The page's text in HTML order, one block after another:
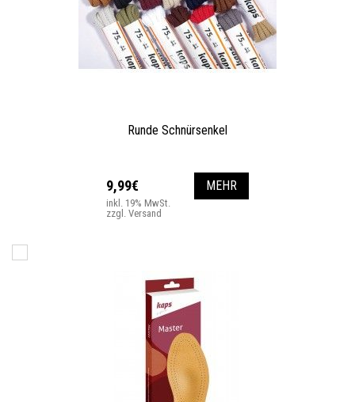
Runde Schnürsenkel
9,99€
inkl. 19% MwSt.
zzgl. Versand
MEHR